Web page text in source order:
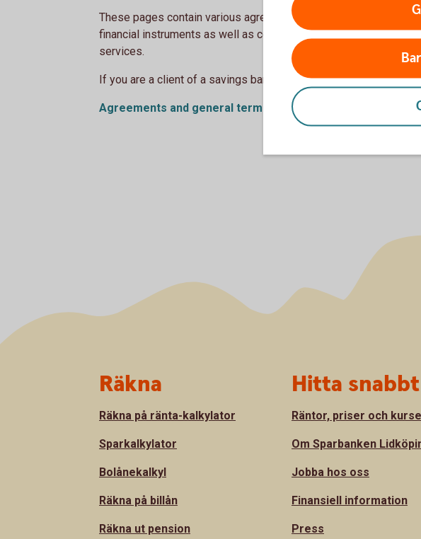
These pages contain various agreements and general terms
financial instruments as well as certain other essential
services.
If you are a client of a savings bank, please contact your savings
Agreements and general terms – clients of Swedbank's
Räkna
Räkna på ränta-kalkylator
Sparkalkylator
Bolånekalkyl
Räkna på billån
Räkna ut pension
Hitta snabbt
Räntor, priser och
Om Sparbanken
Jobba hos oss
Finansiell information
Press